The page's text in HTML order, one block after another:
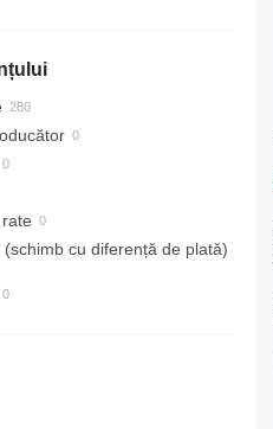
cu diferență de plată)